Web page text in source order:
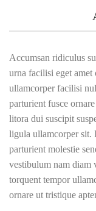
Accumsan ridiculus
urna facilisi eget amet
ullamcorper facilisi
parturient fusce
litora dui suscipit
ligula ullamcorper sit.
parturient molestie
vestibulum nam diam
torquent tempor
ornare ut tristique